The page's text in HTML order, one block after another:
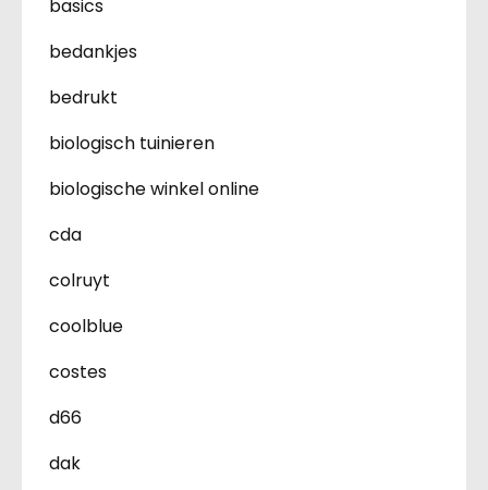
basics
bedankjes
bedrukt
biologisch tuinieren
biologische winkel online
cda
colruyt
coolblue
costes
d66
dak